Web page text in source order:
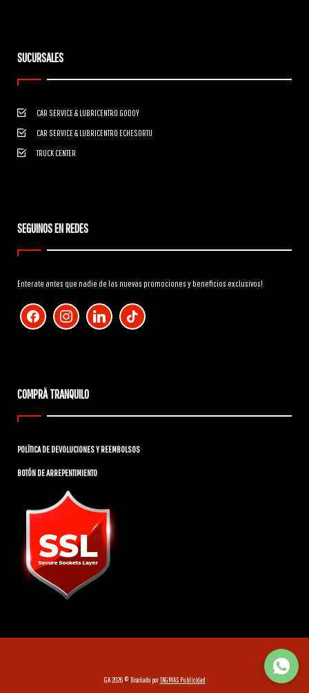
SUCURSALES
CAR SERVICE & LUBRICENTRO GODOY
CAR SERVICE & LUBRICENTRO ECHESORTU
TRUCK CENTER
SEGUINOS EN REDES
Enterate antes que nadie de las nuevas promociones y beneficios exclusivos!
facebook instagram linkedin tiktok
COMPRÁ TRANQUILO
POLÍTICA DE DEVOLUCIONES Y REEMBOLSOS
BOTÓN DE ARREPENTIMIENTO
GA 2026 © Diseñado porTAGMAS Publicidad